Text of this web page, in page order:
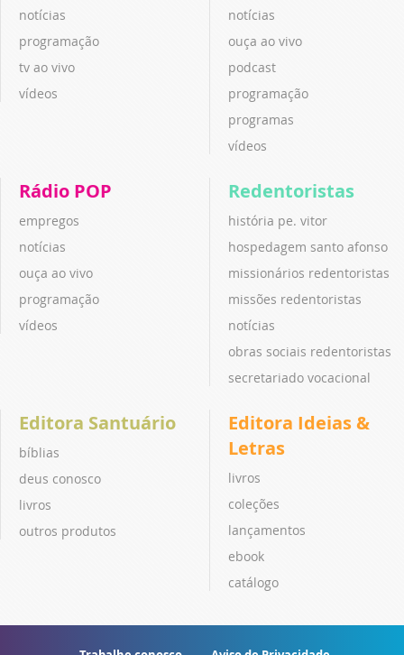
notícias
programação
tv ao vivo
vídeos
notícias
ouça ao vivo
podcast
programação
programas
vídeos
Rádio POP
empregos
notícias
ouça ao vivo
programação
vídeos
Redentoristas
história pe. vitor
hospedagem santo afonso
missionários redentoristas
missões redentoristas
notícias
obras sociais redentoristas
secretariado vocacional
Editora Santuário
bíblias
deus conosco
livros
outros produtos
Editora Ideias &
Letras
livros
coleções
lançamentos
ebook
catálogo